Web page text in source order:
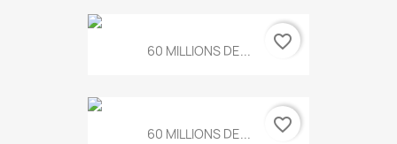
60 MILLIONS DE... favorite_border
60 MILLIONS DE... favorite_border